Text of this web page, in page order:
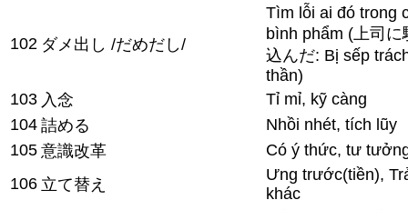
102 ダメ出し /だめだし/
Tìm lỗi ai đó trong
bình phẩm (上司
込んだ: Bị sếp
thần)
103 入念
Tỉ mỉ, kỹ càng
104 詰める
Nhồi nhét, tích lũy
105 意識改革
Có ý thức, tư
106 立て替え
Ưng trước(tiền),
khác